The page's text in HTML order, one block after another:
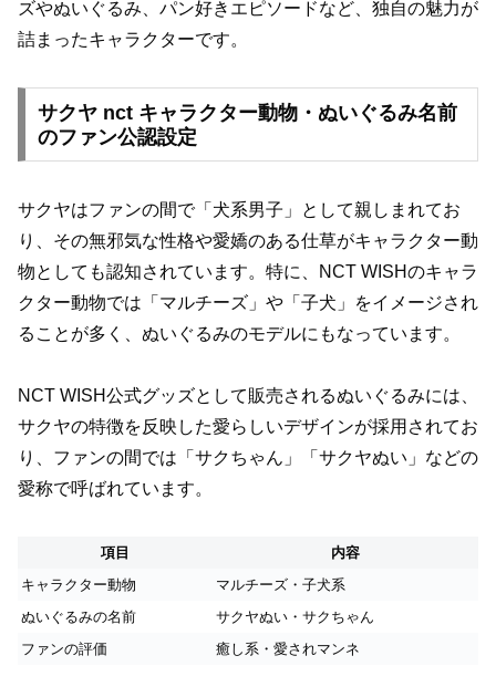
ズやぬいぐるみ、パン好きエピソードなど、独自の魅力が
詰まったキャラクターです。
サクヤ nct キャラクター動物・ぬいぐるみ名前
のファン公認設定
サクヤはファンの間で「犬系男子」として親しまれてお
り、その無邪気な性格や愛嬌のある仕草がキャラクター動
物としても認知されています。特に、NCT WISHのキャラ
クター動物では「マルチーズ」や「子犬」をイメージされ
ることが多く、ぬいぐるみのモデルにもなっています。
NCT WISH公式グッズとして販売されるぬいぐるみには、
サクヤの特徴を反映した愛らしいデザインが採用されてお
り、ファンの間では「サクちゃん」「サクヤぬい」などの
愛称で呼ばれています。
項目
内容
キャラクター動物
マルチーズ・子犬系
ぬいぐるみの名前
サクヤぬい・サクちゃん
ファンの評価
癒し系・愛されマンネ